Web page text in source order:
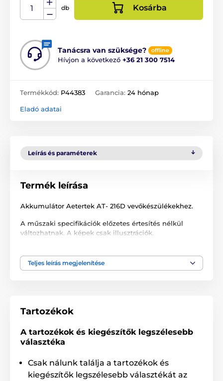
db Kosárba
Tanácsra van szüksége? offline
Hívjon a következő +36 21 300 7514
Termékkód: P44383 Garancia: 24 hónap
Eladó adatai
Leírás és paraméterek
Termék leírása
Akkumulátor Aetertek AT- 216D vevőkészülékekhez.
A műszaki specifikációk előzetes értesítés nélkül
változhatnak. A képek csak illusztrációk.
A termék a következő kategóriákba sorolt
Teljes leírás megjelenítése
Tartozékok
A tartozékok és kiegészítők legszélesebb
választéka
Csak nálunk találja a tartozékok és
kiegészítők legszélesebb választékát az